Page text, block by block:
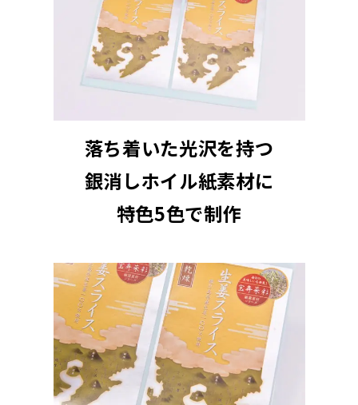
落ち着いた光沢を持つ
銀消しホイル紙素材に
特色5色で制作